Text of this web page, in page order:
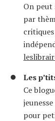
On peut
par
Les
Ce
pour